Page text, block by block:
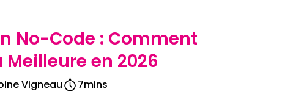
No-Code : Comment
en 2026
Vigneau 7mins